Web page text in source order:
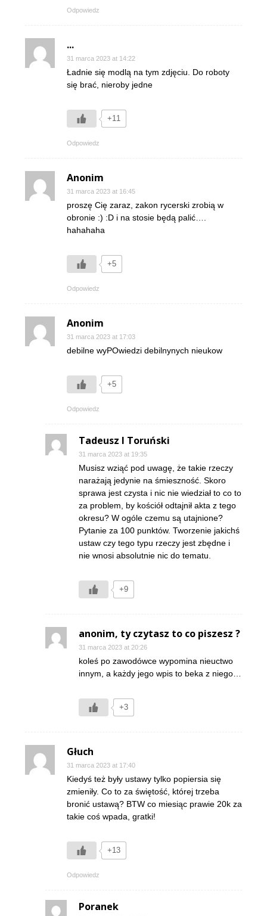
Odpowiedz
...
31 marca 2023 at 14:22
Ładnie się modlą na tym zdjęciu. Do roboty
się brać, nieroby jedne
+11
Odpowiedz
Anonim
31 marca 2023 at 16:45
proszę Cię zaraz, zakon rycerski zrobią w
obronie :) :D i na stosie będą palić….
hahahaha
+5
Odpowiedz
Anonim
31 marca 2023 at 17:03
debilne wyPOwiedzi debilnynych nieukow
+5
Odpowiedz
Tadeusz I Toruński
31 marca 2023 at 19:35
Musisz wziąć pod uwagę, że takie rzeczy
narażają jedynie na śmieszność. Skoro
sprawa jest czysta i nic nie wiedział to co to
za problem, by kościół odtajnił akta z tego
okresu? W ogóle czemu są utajnione?
Pytanie za 100 punktów. Tworzenie jakichś
ustaw czy tego typu rzeczy jest zbędne i
nie wnosi absolutnie nic do tematu.
+9
anonim, ty czytasz to co piszesz ?
31 marca 2023 at 20:26
koleś po zawodówce wypomina nieuctwo
innym, a każdy jego wpis to beka z niego…
+3
Głuch
31 marca 2023 at 17:40
Kiedyś też były ustawy tylko popiersia się
zmieniły. Co to za świętość, której trzeba
bronić ustawą? BTW co miesiąc prawie 20k za
takie coś wpada, gratki!
+13
Odpowiedz
Poranek